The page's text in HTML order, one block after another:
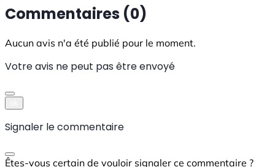
Commentaires (0)
Aucun avis n'a été publié pour le moment.
Votre avis ne peut pas être envoyé
Signaler le commentaire
Êtes-vous certain de vouloir signaler ce commentaire ?